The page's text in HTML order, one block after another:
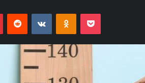
PinterestReddit VKontakteOdnoklassniki
Pocket